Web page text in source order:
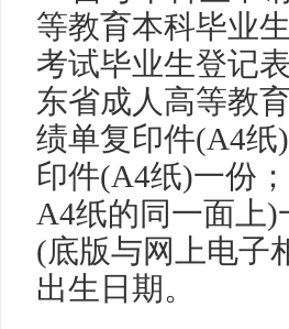
等教育本科毕业
考试毕业生登记
东省成人高等教
绩单复印件(A4纸)
印件(A4纸)一份 ；
A4纸的同一面上)
(底版与网上电子
出生日期。